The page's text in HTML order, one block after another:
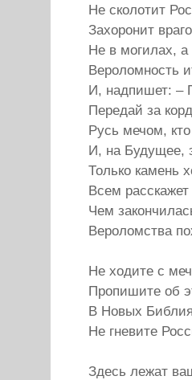
Не сколотит
Захоронит
Не в могилах,
Вероломность
И, надпишет: –
Передай за
Русь мечом,
И, на Будущее,
Только камень
Всем
Чем
Вероломства
Не ходите с
Пропишите об
В Новых
Не гневите
Здесь лежат